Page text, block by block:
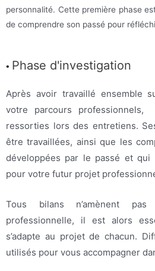
personnalité. Cette première phase
de comprendre son passé pour
• Phase d'investigation
Après avoir travaillé ensemble
votre parcours professionnels,
ressorties lors des entretiens.
être travaillées, ainsi que les
développées par le passé et qui
pour votre futur projet
Tous bilans n’amènent
professionnelle, il est alors
s’adapte au projet de chacun.
utilisés pour vous accompagner